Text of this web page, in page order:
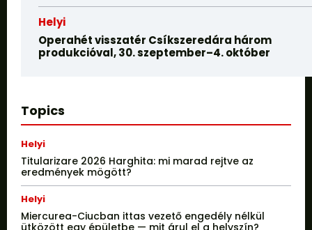
Helyi
Operahét visszatér Csíkszeredára három
produkcióval, 30. szeptember–4. október
Topics
Helyi
Titularizare 2026 Harghita: mi marad rejtve az
eredmények mögött?
Helyi
Miercurea-Ciucban ittas vezető engedély nélkül
ütközött egy épületbe — mit árul el a helyszín?